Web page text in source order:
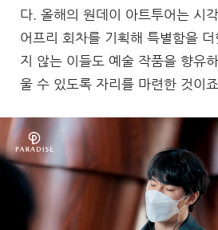
다. 올해의 원데이 아트투어는 시
어프리 회차를 기획해 특별함을 더
지 않는 이들도 예술 작품을 향유
울 수 있도록 자리를 마련한 것이